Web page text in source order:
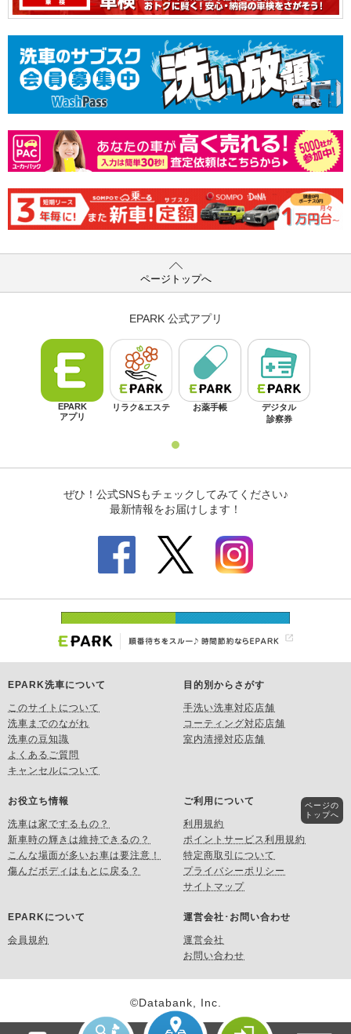
ページトップへ
EPARK洗車について
このサイトについて
洗車までのながれ
洗車の豆知識
よくあるご質問
キャンセルについて
目的別からさがす
手洗い洗車対応店舗
コーティング対応店舗
室内清掃対応店舗
お役立ち情報
洗車は家でするもの？
新車時の輝きは維持できるの？
こんな場面が多いお車は要注意！
傷んだボディはもとに戻る？
ご利用について
利用規約
ポイントサービス利用規約
特定商取引について
プライバシーポリシー
サイトマップ
EPARKについて
会員規約
運営会社･お問い合わせ
運営会社
お問い合わせ
©Databank, Inc.
ページの
トップへ